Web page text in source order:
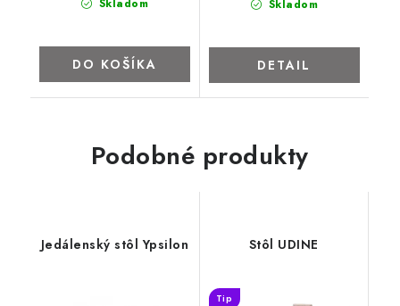
Skladom
DO KOŠÍKA
Skladom
DETAIL
Podobné produkty
Jedálenský stôl Ypsilon Stôl UDINE
Tip